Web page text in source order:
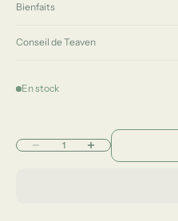
Bienfaits
Conseil de Teaven
En stock
Diminuer la quantitéAugmenter la quantité